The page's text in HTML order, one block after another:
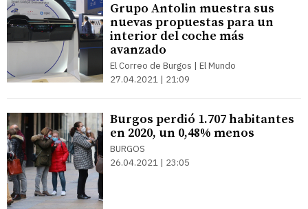
Grupo Antolin muestra sus
nuevas propuestas para un
interior del coche más
avanzado
El Correo de Burgos | El Mundo
27.04.2021 | 21:09
Burgos perdió 1.707 habitantes
en 2020, un 0,48% menos
BURGOS
26.04.2021 | 23:05